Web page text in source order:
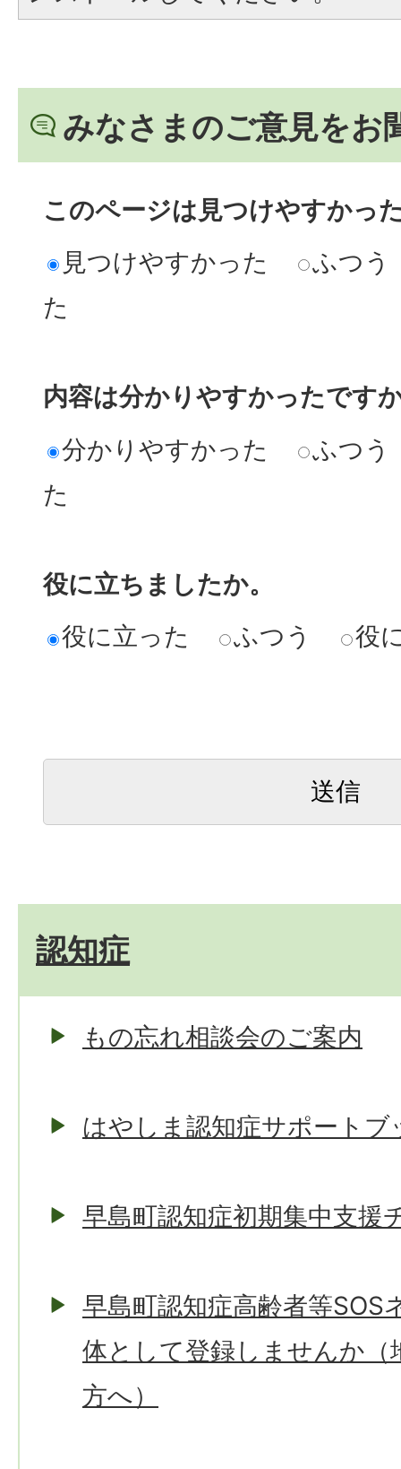
みなさまのご意見をお
このページは見つけやすかっ
見つけやすかった
ふつう
た
内容は分かりやすかったです
分かりやすかった
ふつう
た
役に立ちましたか。
役に立った
ふつう 役
認知症
もの忘れ相談会のご案内
はやしま認知症サポートブ
早島町認知症初期集中支援
早島町認知症高齢者等SOS
体として登録しませんか（
方へ）